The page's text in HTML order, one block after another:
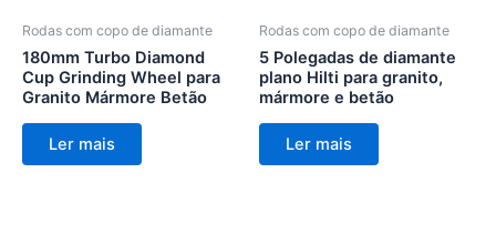
Rodas com copo de diamante
180mm Turbo Diamond
Cup Grinding Wheel para
Granito Mármore Betão
Ler mais
Rodas com copo de diamante
5 Polegadas de diamante
plano Hilti para granito,
mármore e betão
Ler mais